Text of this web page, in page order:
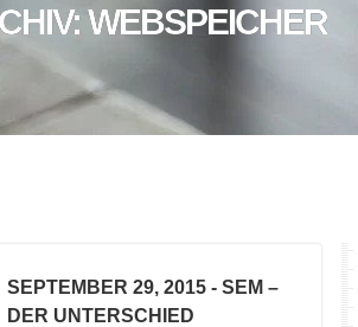
WEBSPEICHER
SEPTEMBER 29, 2015 - SEM –
DER UNTERSCHIED